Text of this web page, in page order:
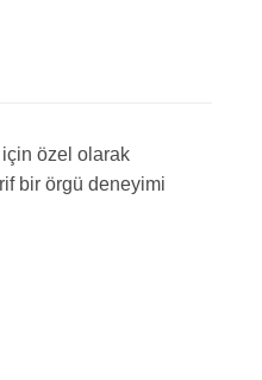
özel olarak
bir örgü deneyimi